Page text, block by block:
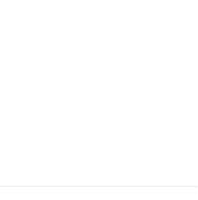
biaya penarikan
Tedex , tidak memungut
permintaan